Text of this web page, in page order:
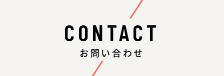
CONTACT
お問い合わせ